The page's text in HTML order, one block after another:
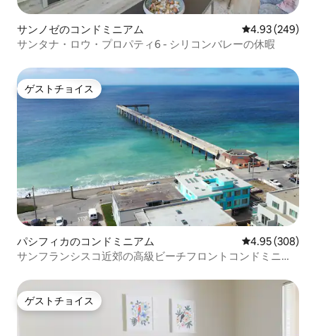
サンノゼのコンドミニアム レビュー249
4.93 (249)
サンタナ・ロウ・プロパティ6 - シリコンバレーの休暇
ゲストチョイス
ゲストチョイス
パシフィカのコンドミニアム レビュー308
4.95 (308)
サンフランシスコ近郊の高級ビーチフロントコンドミニア
ゲストチョイス
ゲストチョイス